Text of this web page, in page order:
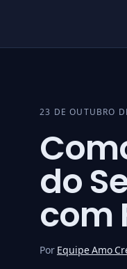
23 DE OUTUBRO
do
com
Por Equipe Amo